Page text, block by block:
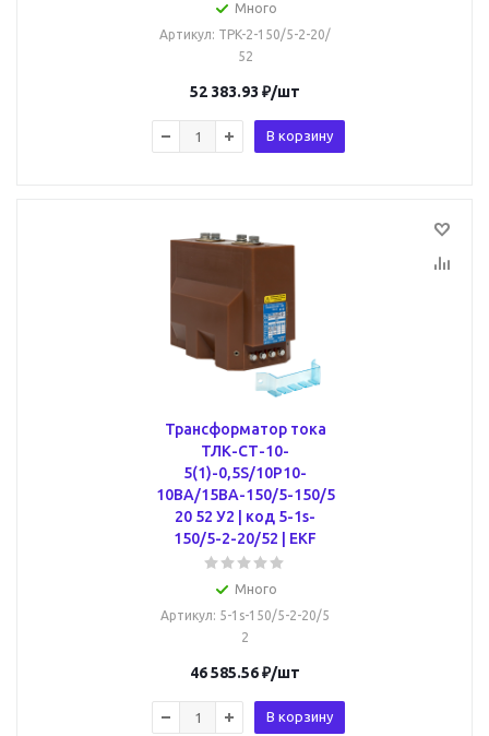
Много
Артикул: TPK-2-150/5-2-20/
52
52 383.93 ₽/шт
В корзину
Трансформатор тока
ТЛК-СТ-10-
5(1)-0,5S/10P10-
10ВА/15ВА-150/5-150/5
20 52 У2 | код 5-1s-
150/5-2-20/52 | EKF
Много
Артикул: 5-1s-150/5-2-20/5
2
46 585.56₽/шт
В корзину